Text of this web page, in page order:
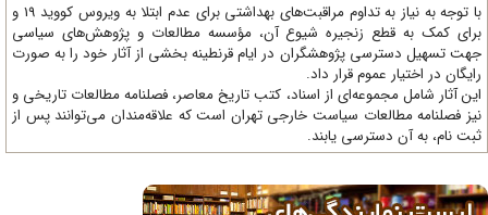
با توجه به نیاز به تداوم مراقبت‌های بهداشتی برای عدم ابتلا به ویروس کووید 19 و
کمک به قطع زنجیره شیوع آن، مؤسسه مطالعات و پژوهش‌های سیاسی
تسهیل دسترسی پژوهشگران در ایام قرنطینه بخشی از آثار خود را به صورت
در اختیار عموم قرار داد.
آثار شامل مجموعه‌ای از اسناد، کتب تاریخ معاصر، فصلنامه‌ مطالعات تاریخی و
فصلنامه مطالعات سیاست خارجی تهران است که علاقه‌مندان می‌توانند پس از
نام، به آن دسترسی یابند.